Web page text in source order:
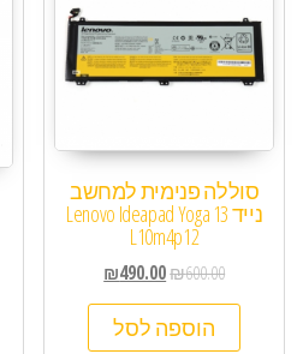
סוללה פנימית למחשב
נייד Lenovo Ideapad Yoga 13
L10m4p12
₪600.00
₪490.00
הוספה לסל